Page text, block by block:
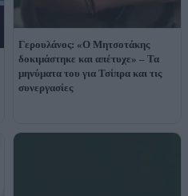
Γερουλάνος: «Ο Μητσοτάκης
δοκιμάστηκε και απέτυχε» – Τα
μηνύματα του για Τσίπρα και τις
συνεργασίες